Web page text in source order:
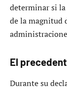
determinar si
de la magnitud
El
Durante su